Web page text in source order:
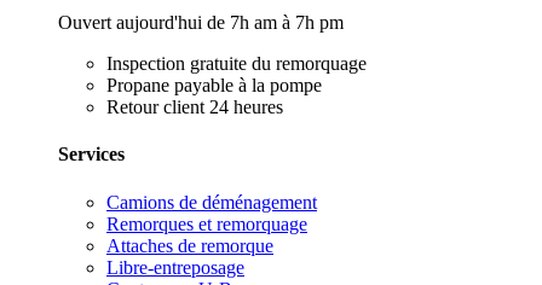
Ouvert aujourd'hui de 7h am à 7h pm
Inspection gratuite du remorquage
Propane payable à la pompe
Retour client 24 heures
Services
Camions de déménagement
Remorques et remorquage
Attaches de remorque
Libre-entreposage